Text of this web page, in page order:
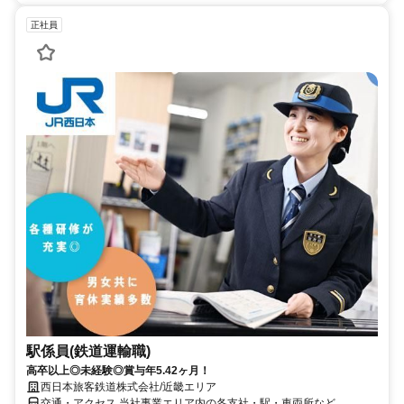
正社員
駅係員(鉄道運輸職)
高卒以上◎未経験◎賞与年5.42ヶ月！
西日本旅客鉄道株式会社/近畿エリア